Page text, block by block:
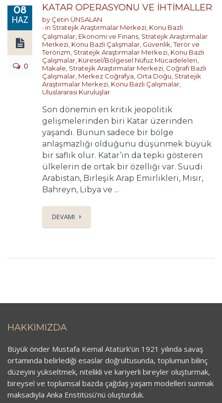
08
HAZ
0
KATAR OPERASYONU VE İHTİMALLER
by Çetin ÜNSALAN
in Stratejik Araştırmalar Merkezi Konu Bazlı
Çalışmalar Ekonomi ve Finans Stratejik Araştırmalar
Merkezi Konu Bazlı Çalışmalar Güvenlik, Terör ve
Terörizm Stratejik Araştırmalar Merkezi Konu Bazlı
Çalışmalar Küresel/Bölgesel Nüfuz Mücadeleleri
Makale Stratejik Araştırmalar Merkezi Coğrafi Bazlı
Çalışmalar Merkez Coğrafya Orta Doğu Stratejik
Araştırmalar Merkezi Konu Bazlı Çalışmalar
Uluslararası Kuruluşlar
Son dönemin en kritik jeopolitik
gelişmelerinden biri Katar üzerinden
yaşandı. Bunun sadece bir bölge
anlaşmazlığı olduğunu düşünmek büyük
bir saflık olur. Katar’ın da tepki gösteren
ülkelerin de ortak bir özelliği var. Suudi
Arabistan, Birleşik Arap Emirlikleri, Mısır,
Bahreyn, Libya ve ...
DEVAMI
HAKKIMIZDA
Büyük önder Mustafa Kemal Atatürk’ün 1921 yılında savaş
ortamında belirlediği esaslar doğrultusunda, toplumun bilinç
düzeyini yükseltmek, nitelikli ve kariyerli bireyler oluşturmak,
bireysel ve toplumsal bazda çağdaş yaşam modelleri sunmak
maksadıyla Anka Enstitüsü’nü oluşturduk.